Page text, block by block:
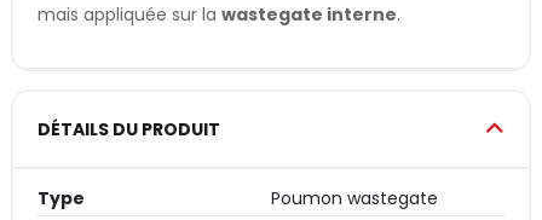
mais appliquée sur la wastegate interne.
DÉTAILS DU PRODUIT
Type
Poumon wastegate